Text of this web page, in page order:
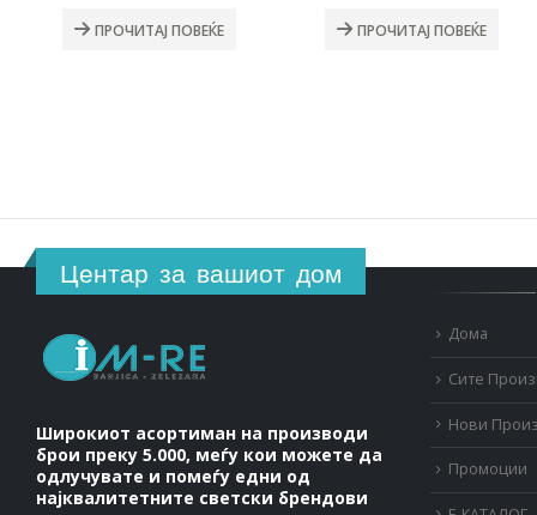
was:
228.00 ден. 191.00 ден.
ПРОЧИТАЈ ПОВЕЌЕ was:
300.00 ден.
ПРОЧИТАЈ ПОВЕЌЕ
Центар за вашиот дом
Широкиот асортиман на производи
брои преку 5.000, меѓу кои можете да
одлучувате и помеѓу едни од
најквалитетните светски брендови
Дома
Сите
Нови
Промоции